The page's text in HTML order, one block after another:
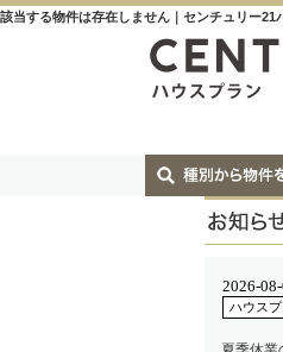
該当する物件は存在しません｜センチュリー21